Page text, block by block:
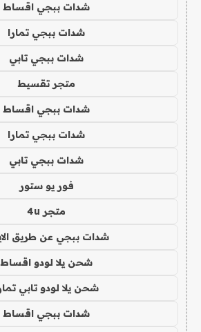
شدات ببجي اقساط
شدات ببجي تمارا
شدات ببجي تابي
متجر تقسيط
شدات ببجي اقساط
شدات ببجي تمارا
شدات ببجي تابي
فور يو ستور
متجر 4u
شدات ببجي عن طريق
شحن يلا لودو اقساط
شحن يلا لودو تابي
شدات ببجي اقساط